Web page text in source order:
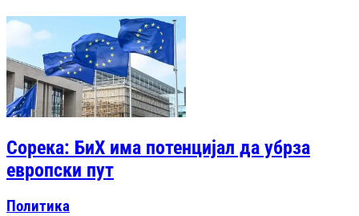
Сорека: БиХ има потенцијал да убрза
европски пут
Политика